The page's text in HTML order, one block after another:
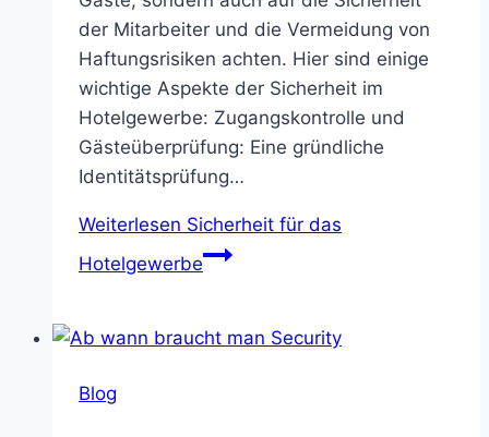
der Mitarbeiter und die Vermeidung von
Haftungsrisiken achten. Hier sind einige
wichtige Aspekte der Sicherheit im
Hotelgewerbe: Zugangskontrolle und
Gästeüberprüfung: Eine gründliche
Identitätsprüfung…
Weiterlesen Sicherheit für das
Hotelgewerbe
Blog